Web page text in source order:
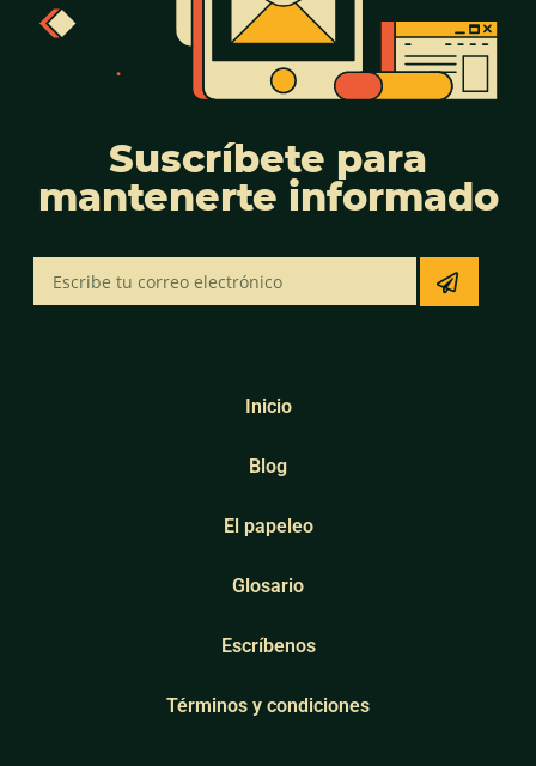
Suscríbete para
mantenerte informado
Inicio
Blog
El papeleo
Glosario
Escríbenos
Términos y condiciones